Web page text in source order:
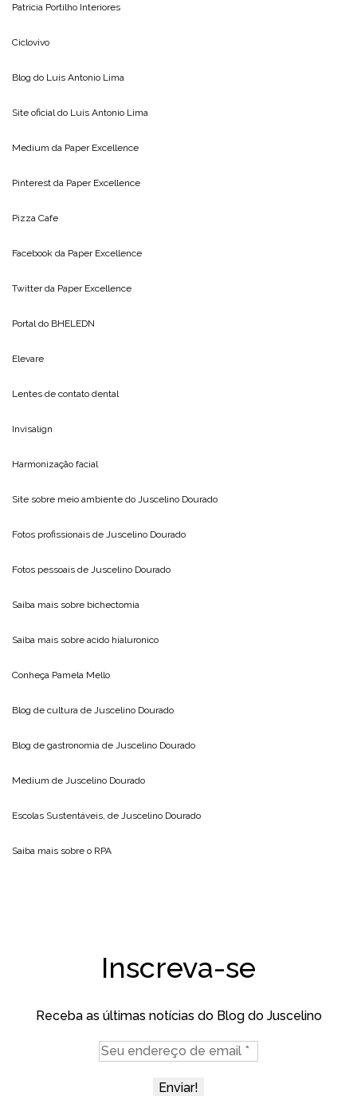
Patricia Portilho Interiores
Ciclovivo
Blog do Luis Antonio Lima
Site oficial do Luis Antonio Lima
Medium da Paper Excellence
Pinterest da Paper Excellence
Pizza Cafe
Facebook da Paper Excellence
Twitter da Paper Excellence
Portal do BHELEDN
Elevare
Lentes de contato dental
Invisalign
Harmonização facial
Site sobre meio ambiente do Juscelino Dourado
Fotos profissionais de Juscelino Dourado
Fotos pessoais de Juscelino Dourado
Saiba mais sobre bichectomia
Saiba mais sobre acido hialuronico
Conheça Pamela Mello
Blog de cultura de Juscelino Dourado
Blog de gastronomia de Juscelino Dourado
Medium de Juscelino Dourado
Escolas Sustentáveis, de Juscelino Dourado
Saiba mais sobre o RPA
Inscreva-se
Receba as últimas notícias do Blog do Juscelino